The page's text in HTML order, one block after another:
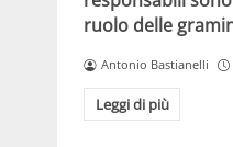
ruolo delle
Antonio Bastianelli
Leggi di più